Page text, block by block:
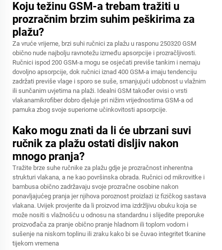
Koju težinu GSM-a trebam tražiti u
prozračnim brzim suhim peškirima za
plažu?
Za vruće vrijeme, brzi suhi ručnici za plažu u rasponu 250320 GSM
obično nude najbolju ravnotežu između apsorpcije i prozračljivosti.
Ručnici ispod 200 GSM-a mogu se osjećati previše tankim i nemaju
dovoljno apsorpcije, dok ručnici iznad 400 GSM-a imaju tendenciju
zadržati previše vlage i sporo se suše, smanjujući udobnost u vlažnim
ili sunčanim uvjetima na plaži. Idealni GSM također ovisi o vrsti
vlakanamikrofiber dobro djeluje pri nižim vrijednostima GSM-a od
pamuka zbog svoje superiorne učinkovitosti apsorpcije.
Kako mogu znati da li će ubrzani suvi
ručnik za plažu ostati disljiv nakon
mnogo pranja?
Tražite brze suhe ručnike za plažu gdje je prozračnost inherentna
strukturi vlakana, a ne kao površinska obrada. Ručnici od mikrovitke i
bambusa obično zadržavaju svoje prozračne osobine nakon
ponavljajućeg pranja jer njihova poroznost proizlazi iz fizičkog sastava
vlakana. Uvijek provjerite da li proizvod ima izdržljivu obuku koja se
može nositi s vlažnošću u odnosu na standardnu i slijedite preporuke
proizvođača za pranje obično pranje hladnom ili toplom vodom i
sušenje na niskom toplinu ili zraku kako bi se čuvao integritet tkanine
tijekom vremena